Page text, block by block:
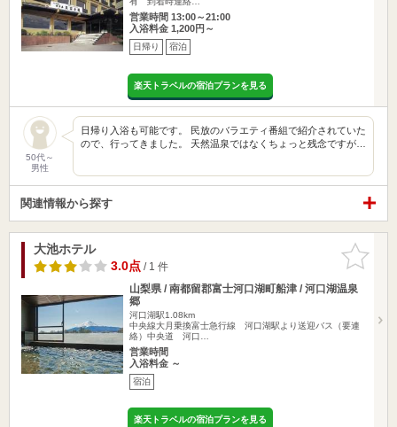
営業時間 13:00～21:00
入浴料金 1,200円～
日帰り 宿泊
楽天トラベルの宿泊プランを見る
50代～
男性
日帰り入浴も可能です。 民放のバラエティ番組で紹介されていた
ので、行ってきました。 天然温泉ではなくちょっと残念ですが…
関連情報から探す
お気に入
りに追加
大池ホテル
3.0点/ 1 件
山梨県 / 南都留郡富士河口湖町船津 / 河口湖温泉
郷
河口湖駅1.08km
中央線大月乗換富士急行線 河口湖駅より送迎バス（要連
絡）中央道 河口…
営業時間
入浴料金 ～
宿泊
楽天トラベルの宿泊プランを見る